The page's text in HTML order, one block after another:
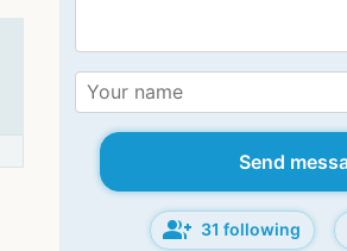
Send
group_add 31 following